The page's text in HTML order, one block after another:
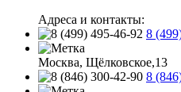
Адреса и контакты:
8
Москва, Щёлковское,13
8